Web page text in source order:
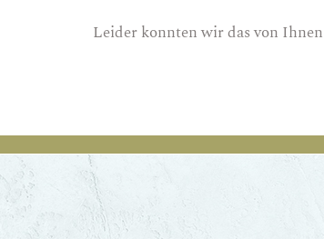
Leider konnten wir das von